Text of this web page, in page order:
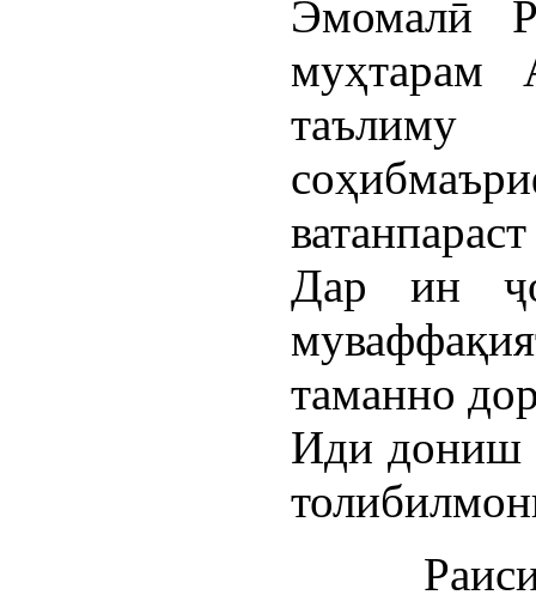
Эмомалӣ
муҳтарам
Дар ин
таманно
Иди дониш